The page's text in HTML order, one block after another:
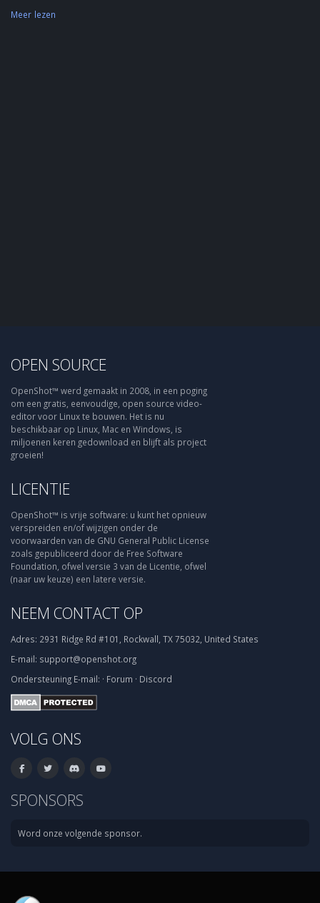
Meer lezen
OPEN SOURCE
OpenShot™ werd gemaakt in 2008, in een poging
om een gratis, eenvoudige, open source video-
editor voor Linux te bouwen. Het is nu
beschikbaar op Linux, Mac en Windows, is
miljoenen keren gedownload en blijft als project
groeien!
LICENTIE
OpenShot™ is vrije software: u kunt het opnieuw
verspreiden en/of wijzigen onder de
voorwaarden van de GNU General Public License
zoals gepubliceerd door de Free Software
Foundation, ofwel versie 3 van de Licentie, ofwel
(naar uw keuze) een latere versie.
NEEM CONTACT OP
Adres: 2931 Ridge Rd #101, Rockwall, TX 75032, United States
E-mail: support@openshot.org
Ondersteuning E-mail: · Forum · Discord
VOLG ONS
SPONSORS
Word onze volgende sponsor.